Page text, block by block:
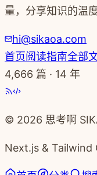
量，分享知识的温度
hi@sikaoa.com
首页阅读指南全部
4,666 篇 · 14 年
© 2026 思考啊
Next.js & Tailwind